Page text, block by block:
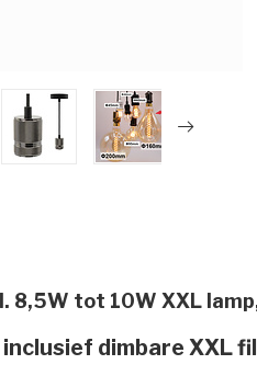
8,5W tot 10W XXL
dimbare XXL